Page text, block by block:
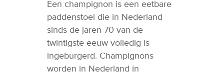
Een champignon is een eetbare
paddenstoel die in Nederland
sinds de jaren 70 van de
twintigste eeuw volledig is
ingeburgerd. Champignons
worden in Nederland in